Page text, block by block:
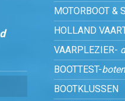
MOTORBOOT &
HOLLAND
VAARPLEZIER-
BOOTTEST-
BOOTKLUSSEN